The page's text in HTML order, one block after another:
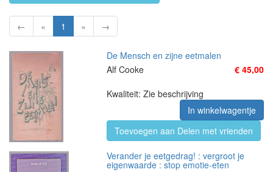
← « 1 » →
De Mensch en zijne eetmalen
Alf Cooke
€ 45,00
Kwaliteit: Zie beschrijving
In winkelwagentje
Toevoegen aan Delen met vrienden
Verander je eetgedrag! : vergroot je
eigenwaarde : stop emotie-eten